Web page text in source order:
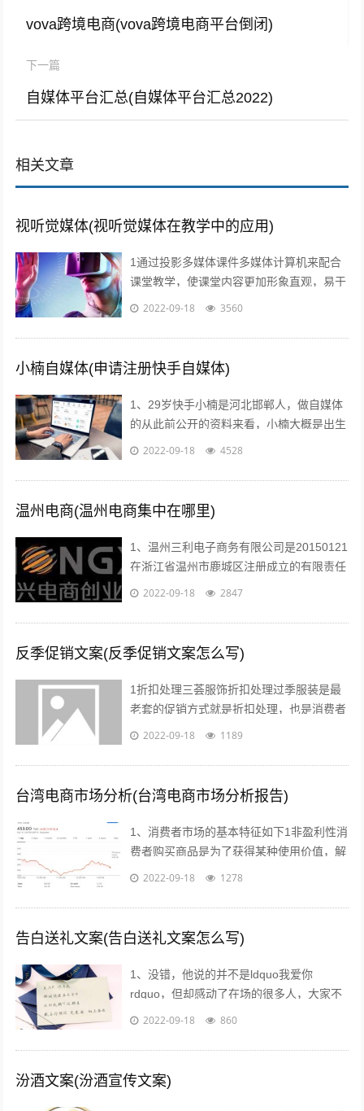
vova跨境电商(vova跨境电商平台倒闭)
下一篇
自媒体平台汇总(自媒体平台汇总2022)
相关文章
视听觉媒体(视听觉媒体在教学中的应用)
1通过投影多媒体课件多媒体计算机来配合
课堂教学，使课堂内容更加形象直观，易于
师生情感交流，及时反馈和引导，从而有效
2022-09-18 3560
小楠自媒体(申请注册快手自媒体)
1、29岁快手小楠是河北邯郸人，做自媒体
的从此前公开的资料来看，小楠大概是出生
于1993年的美女，如今29岁上下。...
2022-09-18 4528
温州电商(温州电商集中在哪里)
1、温州三利电子商务有限公司是20150121
在浙江省温州市鹿城区注册成立的有限责任
公司自然人投资或控股，注册地址位于温州
2022-09-18 2847
反季促销文案(反季促销文案怎么写)
1折扣处理三荟服饰折扣处理过季服装是最
老套的促销方式就是折扣处理，也是消费者
最愿意接受的方式也有很多消费者比较乐意
2022-09-18 1189
台湾电商市场分析(台湾电商市场分析报告)
1、消费者市场的基本特征如下1非盈利性消
费者购买商品是为了获得某种使用价值，解
决自身的生活消费需求，而不是为了盈利去
2022-09-18 1278
告白送礼文案(告白送礼文案怎么写)
1、没错，他说的并不是ldquo我爱你
rdquo，但却感动了在场的很多人，大家不
约而同的为他鼓掌所以我说，真正适合520
2022-09-18 860
汾酒文案(汾酒宣传文案)